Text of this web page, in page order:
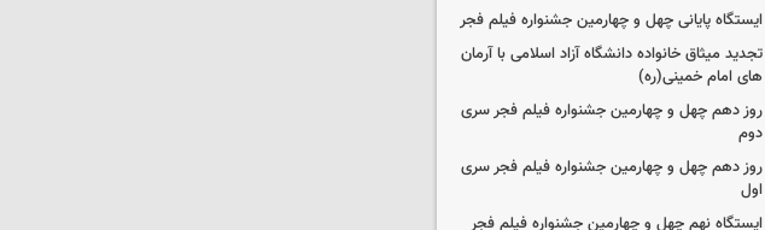
ایستگاه پایانی چهل و چهارمین جشنواره فیلم فجر
تجدید میثاق خانواده دانشگاه آزاد اسلامی با آرمان
های امام خمینی(ره)
روز دهم چهل و چهارمین جشنواره فیلم فجر سری
دوم
روز دهم چهل و چهارمین جشنواره فیلم فجر سری
اول
ایستگاه نهم چهل و چهارمین جشنواره فیلم فجر